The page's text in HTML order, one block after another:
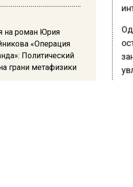
на роман Юрия
«Операция
Политический
грани метафизики